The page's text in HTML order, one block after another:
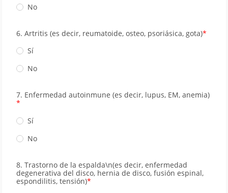
No
6. Artritis (es decir, reumatoide, osteo, psoriásica, gota)
Sí
No
7. Enfermedad autoinmune (es decir, lupus, EM, anemia)
Sí
No
8. Trastorno de la espalda\n(es decir, enfermedad
degenerativa del disco, hernia de disco, fusión espinal,
espondilitis, tensión)